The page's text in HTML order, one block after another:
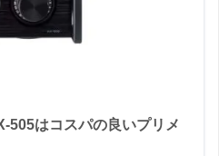
505はコスパの良いプリメ